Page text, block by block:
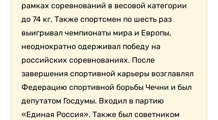
рамках соревнований в весовой категории
до 74 кг. Также спортсмен по шесть раз
выигрывал чемпионаты мира и Европы,
неоднократно одерживал победу на
российских соревнованиях. После
завершения спортивной карьеры возглавлял
Федерацию спортивной борьбы Чечни и был
депутатом Госдумы. Входил в партию
«Единая Россия». Также был советником